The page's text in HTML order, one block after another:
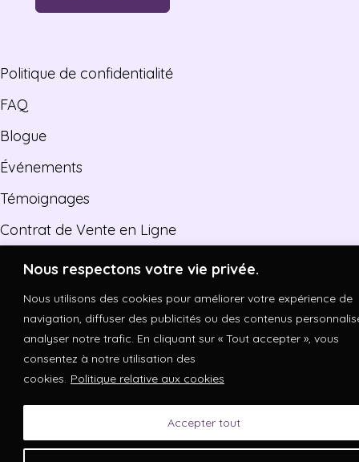
Nous respectons votre vie privée.
Nous utilisons des cookies pour améliorer votre expérience de
navigation, diffuser des publicités ou des contenus
analyser notre trafic. En cliquant sur « Tout accepter », vous
consentez à notre utilisation des
cookies. Politique relative aux cookies
Accepter tout
Copyright © 2026. Made by Neha Patel
Politique de confidentialité
FAQ
Blogue
Événements
Témoignages
Contrat de Vente en Ligne